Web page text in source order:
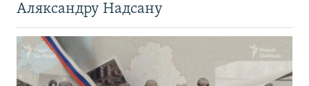
Аляксандру Надсану